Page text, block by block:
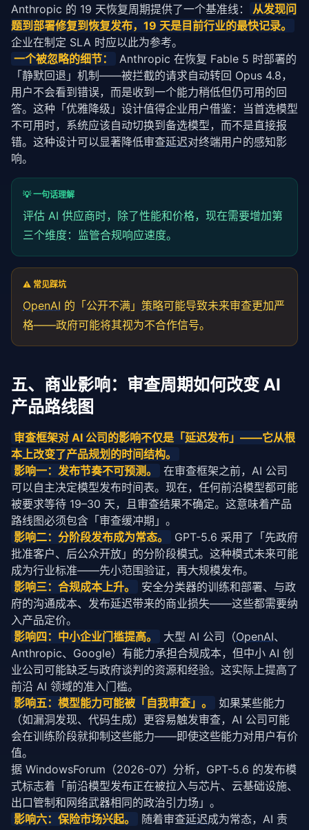
Anthropic 的 19 天恢复周期提供了一个基准线：
从发现问
题到部署修复到恢复发布，19 天是目前行业的最快记录。
企业在制定 SLA 时应以此为参考。
一个被忽略的细节：
Anthropic 在恢复 Fable 5 时部署的
「静默回退」机制——被拦截的请求自动转回 Opus 4.8，
用户不会看到错误，而是收到一个能力稍低但仍可用的回
答。这种「优雅降级」设计值得企业用户借鉴：当首选模型
不可用时，系统应该自动切换到备选模型，而不是直接报
错。这种设计可以显著降低审查延迟对终端用户的感知影
响。
💡 一句话理解
评估 AI 供应商时，除了性能和价格，现在需要增加第
三个维度：监管合规响应速度。
⚠️ 常见踩坑
OpenAI 的「公开不满」 策略可能导致未来审查更加严
格——政府可能将其视为不合作信号。
五、商业影响：审查周期如何改变 AI
产品路线图
审查框架对 AI 公司的影响不仅是「延迟发布」——它从根
本上改变了产品规划 的时间结构。
影响一：发布节奏不可预测。
在审查框架之前，AI 公司
可以自主决定模型发布时间表。现在，任何前沿模型都可能
被要求等待 19–30 天，且审查结果不确定。这意味着产品
路线图必须包含「审查缓冲期」。
影响二：分阶段发布成为常态。
GPT-5.6 采用了「先政府
批准客户、后公众开放」的分阶段模式。这种模式未来可能
成为行业标准——先小范围验证，再大规模发布。
影响三：合规成本上升。
安全分类器的训练和部署、与政
府的沟通成本、发布延迟带来的商业损失——这些都需要纳
入产品定价。
影响四：中小企业门槛提高。
大型 AI 公司（OpenAI、
Anthropic、Google）有能力承担合规成本，但中小 AI 创
业公司可能缺乏与政府谈判的资源和经验。这实际上提高了
前沿 AI 领域的准入门槛。
影响五：模型能力可能被「自我审查」。
如果某些能力
（如漏洞发现、代码生成）更容易触发审查，AI 公司可能
会在训练阶段就抑制这些能力——即使这些能力对用户有价
值。
据 WindowsForum （2026-07）分析，GPT-5.6 的发布模
式标志着「前沿模型发布正在被拉入与芯片、云基础设施、
出口管制和网络武器相同的政治引力场」。
影响六：保险市场兴起。
随着审查延迟成为常态，AI 责